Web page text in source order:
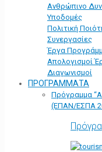
Ανθρώπινο
Υποδομές
Πολιτική
Συνεργασίες
Έργα
Απολογισμοί
Διαγωνισμοί
ΠΡΟΓΡΑΜΜΑΤΑ
Πρόγραμμα
(ΕΠΑΝ/ΕΣΠΑ